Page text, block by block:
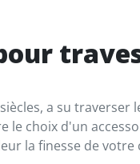
a su traverser
choix d'un
la finesse de votre